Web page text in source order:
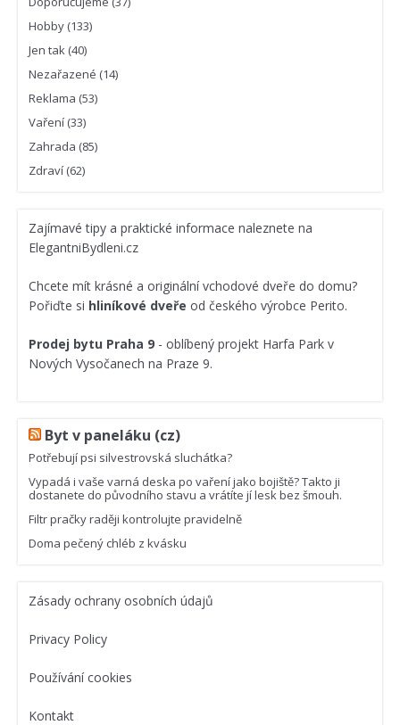
Hobby (133)
Jen tak (40)
Nezařazené (14)
Reklama (53)
Vaření (33)
Zahrada (85)
Zdraví (62)
Zajímavétipy a praktické informace naleznete na
ElegantniBydleni.cz
Chcete mít krásné a originální vchodové dveře do domu?
Pořiďte si hliníkové dveře od českého výrobce Perito.
Prodej bytu Praha 9 - oblíbený projekt Harfa Park v
Nových Vysočanech na Praze 9.
Byt v paneláku (cz)
Potřebují psi silvestrovská sluchátka?
Vypadá i vaše varná deska po vaření jako bojiště? Takto ji
dostanete do původního stavu a vrátíte jí lesk bez šmouh.
Filtr pračky raději kontrolujte pravidelně
Doma pečený chléb z kvásku
Zásady ochrany osobních údajů
Privacy Policy
Používání cookies
Kontakt